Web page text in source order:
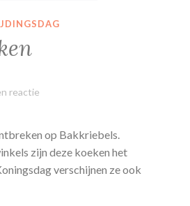
reactie
op Bakkriebels.
zijn deze koeken het
verschijnen ze ook